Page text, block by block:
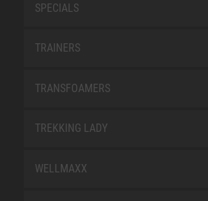
SPECIALS
TRAINERS
TRANSFOAMERS
TREKKING LADY
WELLMAXX